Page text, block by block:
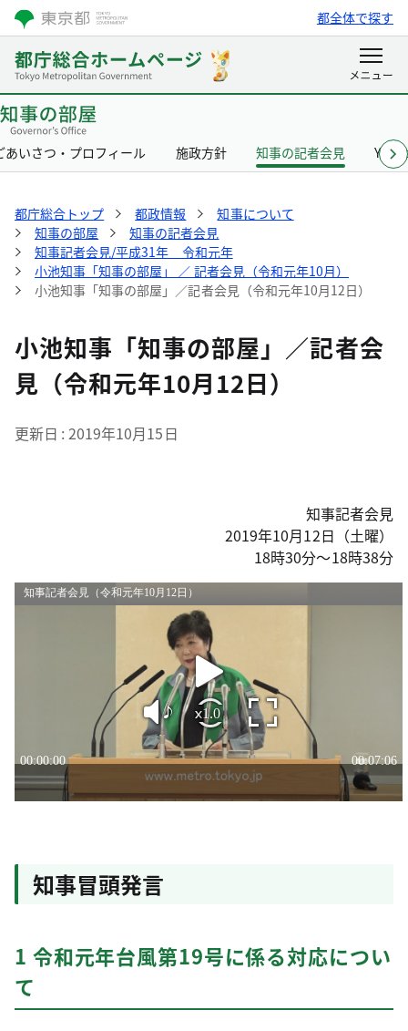
都全体で探す
あいさつ・プロフィール 施政方針 知事の記者会見
都庁総合トップ 都政情報
知事について
知事の部屋
知事の記者会見
知事記者会見/平成31年 令和元年
小池知事「知事の部屋」 ／ 記者会見（令和元年10月）
小池知事「知事の部屋」／記者会見（令和元年10月12日）
小池知事「知事の部屋」／記者会
見（令和元年10月12日）
更新日 2019年10月15日
知事記者会見
2019年10月12日（土曜）
18時30分～18時38分
知事冒頭発言
1 令和元年台風第19号に係る対応につい
て